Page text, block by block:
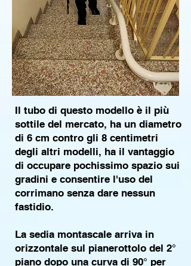
Il tubo di questo modello è il più
sottile del mercato, ha un diametro
di 6 cm contro gli 8 centimetri
degli altri modelli, ha il vantaggio
di occupare pochissimo spazio sui
gradini e consentire l'uso del
corrimano senza dare nessun
fastidio.
La sedia montascale arriva in
orizzontale sul pianerottolo del 2°
piano dopo una curva di 90° per